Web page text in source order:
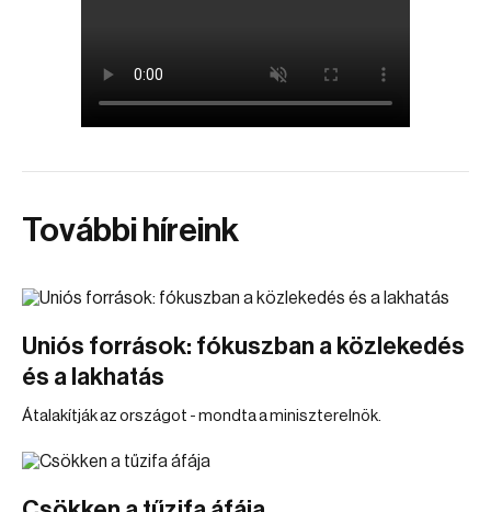
További híreink
Uniós források: fókuszban a közlekedés
és a lakhatás
Átalakítják az országot - mondta a miniszterelnök.